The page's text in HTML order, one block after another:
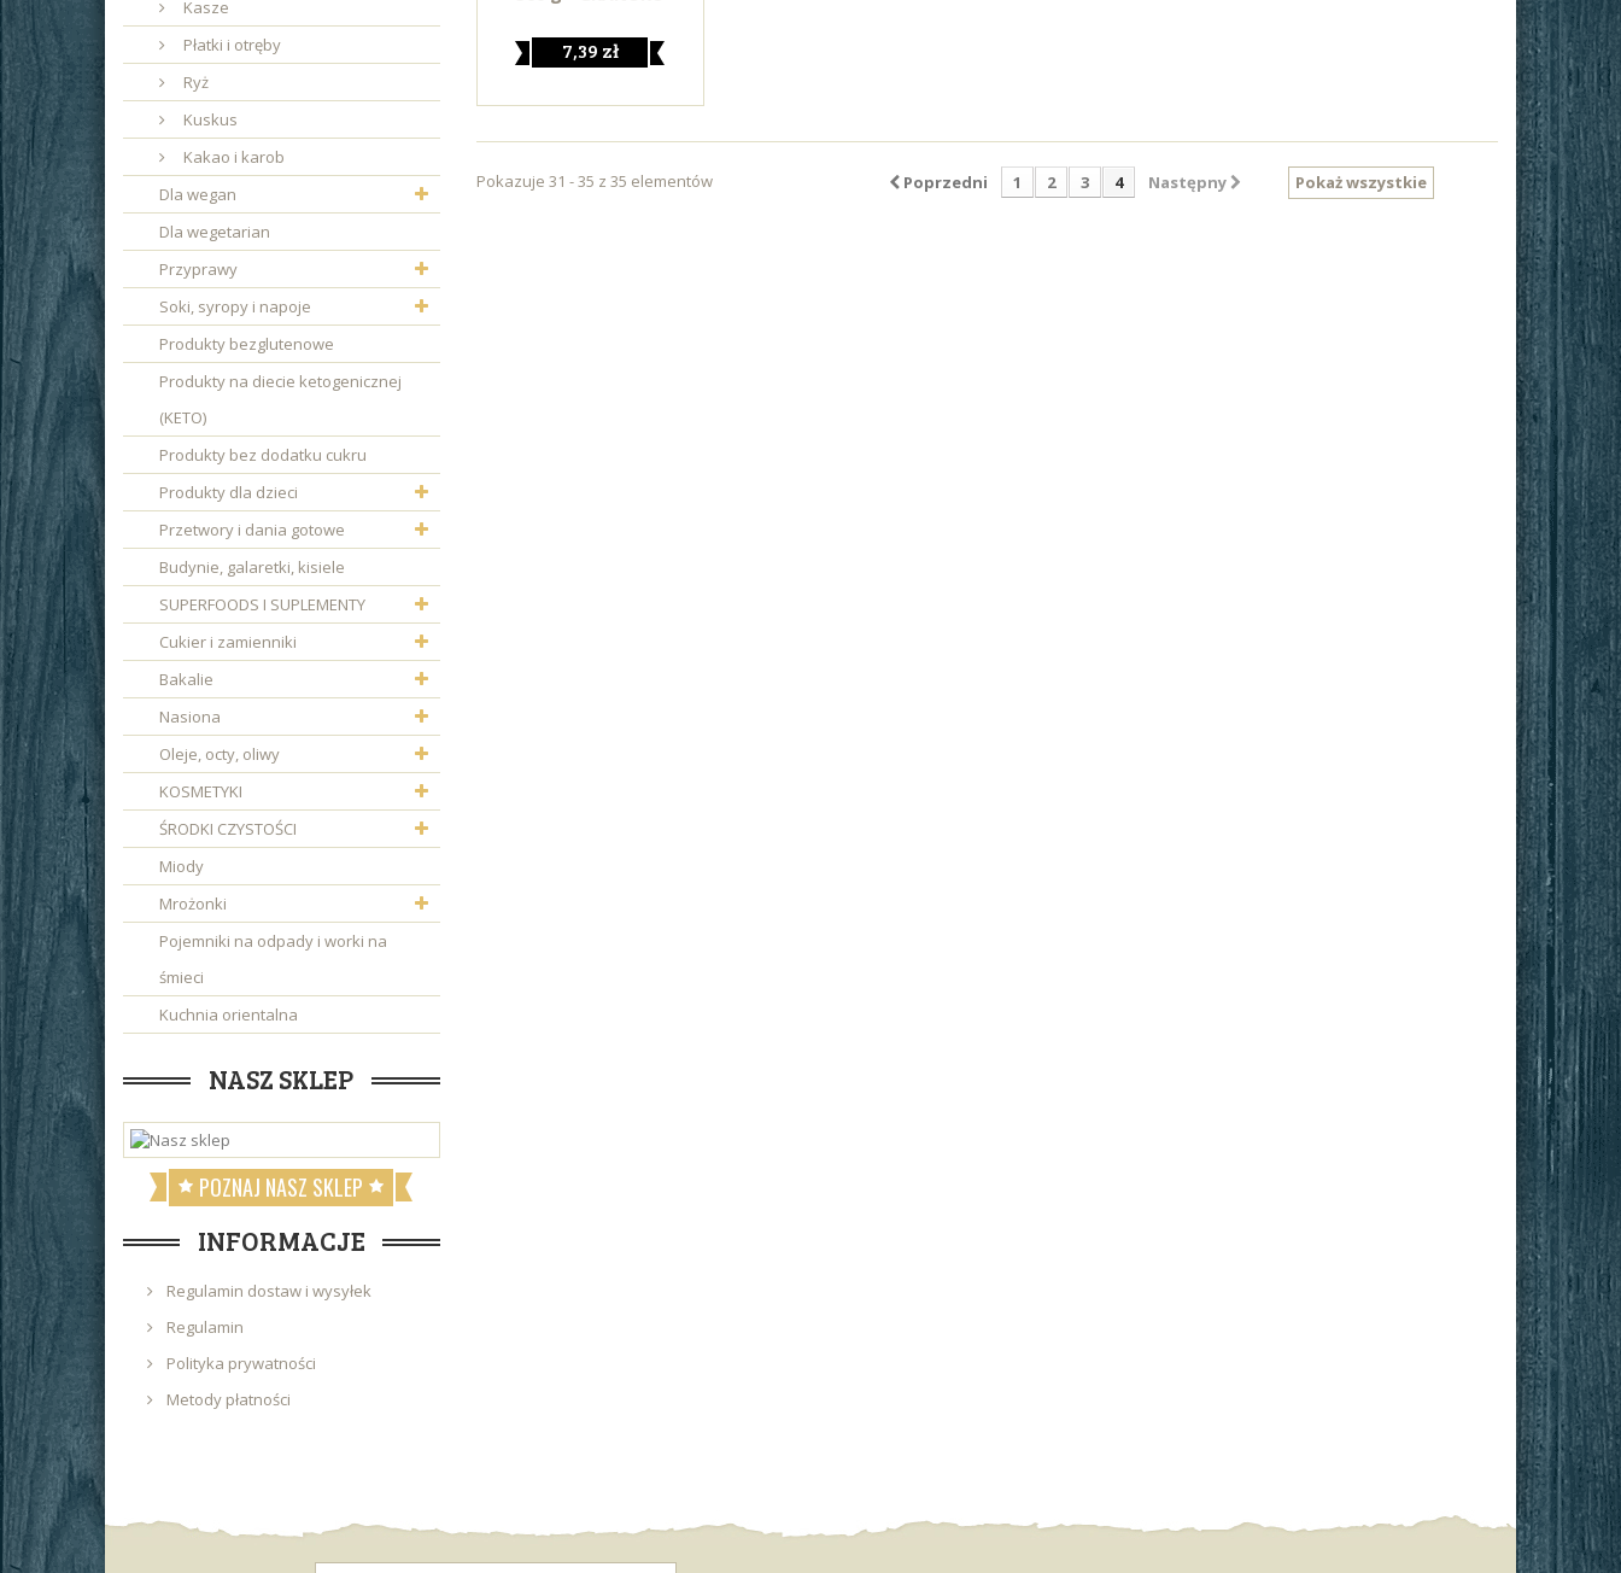
Kasze
Płatki i otręby
Ryż
Kuskus
Kakao i karob
Dla wegan
Dla wegetarian
Przyprawy
Soki, syropy i napoje
Produkty bezglutenowe
Produkty na diecie ketogenicznej
(KETO)
Produkty bez dodatku cukru
Produkty dla dzieci
Przetwory i dania gotowe
Budynie, galaretki, kisiele
SUPERFOODS I SUPLEMENTY
Cukier i zamienniki
Bakalie
Nasiona
Oleje, octy, oliwy
KOSMETYKI
ŚRODKI CZYSTOŚCI
Miody
Mrożonki
Pojemniki na odpady i worki na
śmieci
Kuchnia orientalna
NASZ SKLEP
POZNAJ NASZ SKLEP
INFORMACJE
Regulamin dostaw i wysyłek
Regulamin
Polityka prywatności
Metody płatności
7,39 zł
Pokaż wszystkie
Poprzedni 1 2 3 4 Następny
Pokazuje 31 - 35 z 35 elementów